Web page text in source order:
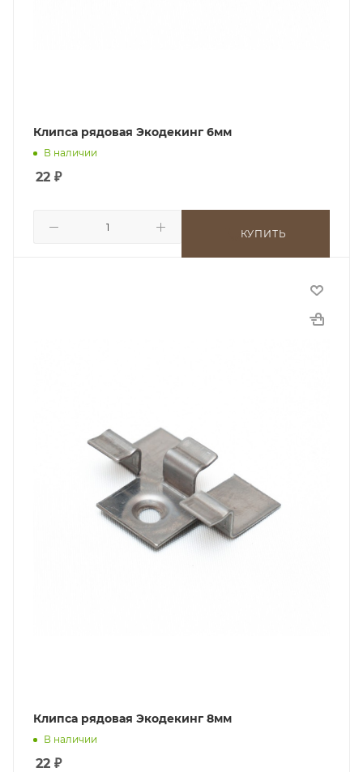
Клипса рядовая Экодекинг 6мм
В наличии
22 ₽
КУПИТЬ
Клипса рядовая Экодекинг 8мм
В наличии
22 ₽